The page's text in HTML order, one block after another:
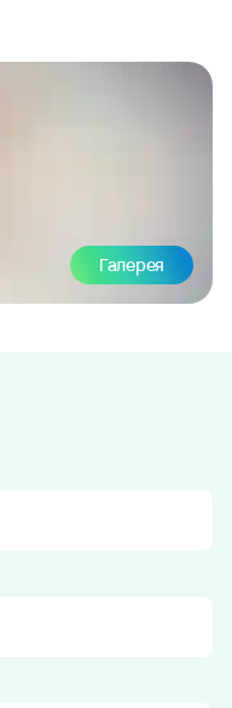
Галерея